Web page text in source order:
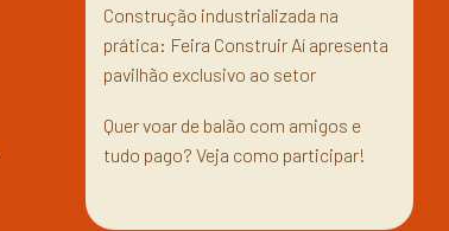
Construção industrializada na
prática: Feira Construir Aí apresenta
pavilhão exclusivo ao setor
Quer voar de balão com amigos e
tudo pago? Veja como participar!